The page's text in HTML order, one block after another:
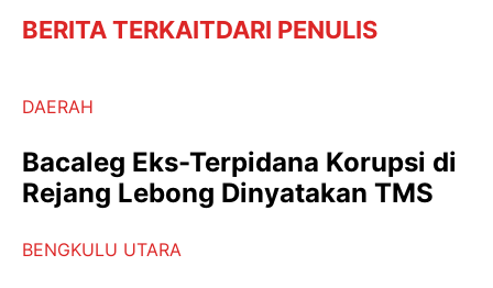
BERITA TERKAITDARI PENULIS
DAERAH
Bacaleg Eks-Terpidana Korupsi di
Rejang Lebong Dinyatakan TMS
BENGKULU UTARA